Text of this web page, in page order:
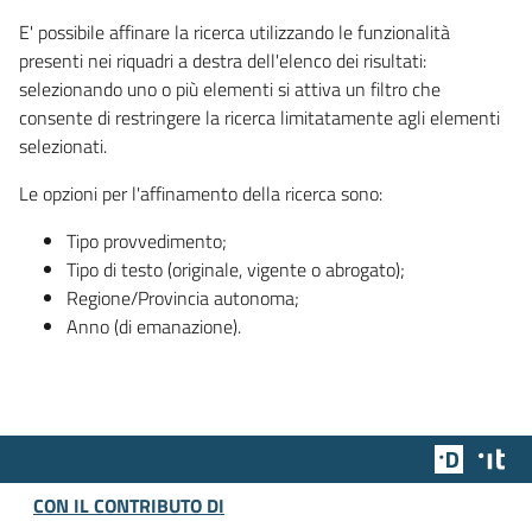
E' possibile affinare la ricerca utilizzando le funzionalità
presenti nei riquadri a destra dell'elenco dei risultati:
selezionando uno o più elementi si attiva un filtro che
consente di restringere la ricerca limitatamente agli elementi
selezionati.
Le opzioni per l'affinamento della ricerca sono:
Tipo provvedimento;
Tipo di testo (originale, vigente o abrogato);
Regione/Provincia autonoma;
Anno (di emanazione).
Team
CON IL CONTRIBUTO DI